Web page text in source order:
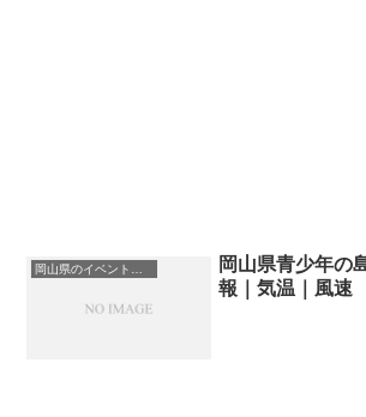
岡山県青少年の
報｜気温｜風速